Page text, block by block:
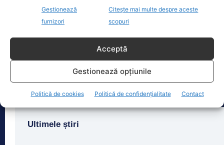
Gestionează
furnizori
Citește mai multe despre aceste
scopuri
Acceptă
Gestionează opțiunile
Politică de cookies Politică de confidențialitate Contact
Nimeni…
Potrivit Agenției de Mediu din Marea
Britanie, doar 20% din Anglia are
nivelurile obișnuite ale apei, iar
aceasta este a[...]
Ultimele știri